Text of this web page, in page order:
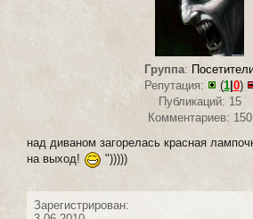
Группа:
Репутация:
(1| 0)
Публикаций: 15
Комментариев: 150
над диваном загорелась красная
на выход!
")))))
Зарегистрирован: